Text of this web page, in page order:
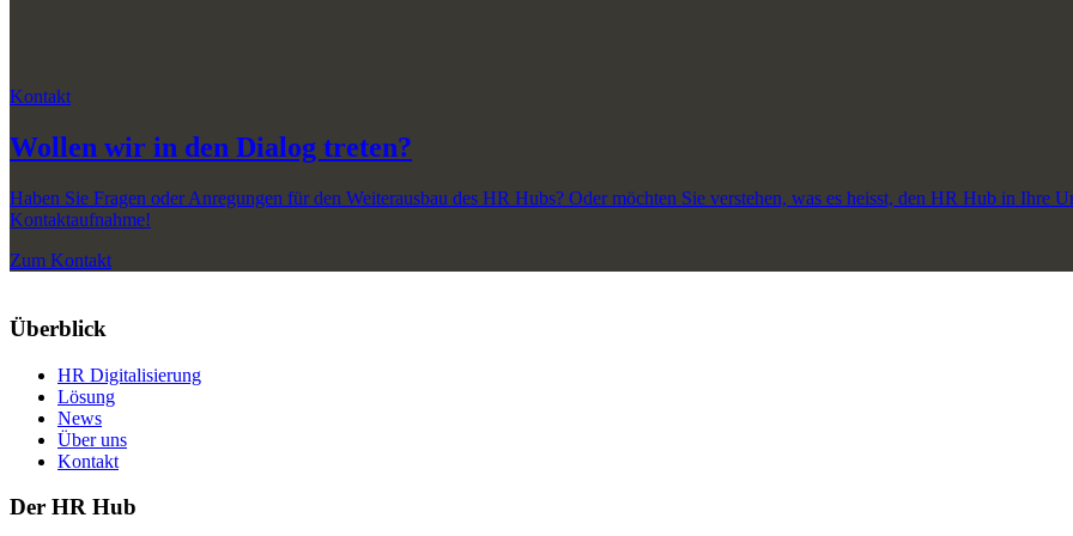
Kontakt
Wollen wir in den Dialog treten?
Haben Sie Fragen oder Anregungen für den Weiterausbau des HR Hubs? Oder möchten Sie verstehen, was es heisst, den HR Hub in Ihre
Kontaktaufnahme!
Zum Kontakt
Überblick
HR Digitalisierung
Lösung
News
Über uns
Kontakt
Der HR Hub